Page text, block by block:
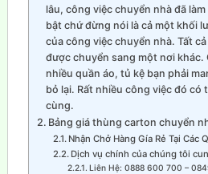
lâu, công việc chuyển nhà đã
bật chứ đừng nói là cả một khối
của công việc chuyển nhà. Tất
được chuyển sang một nơi khác.
nhiều quần áo, tủ kệ bạn phải
bỏ lại. Rất nhiều công việc đó có
cùng.
Bảng giá thùng carton chuyển
Nhận Chở Hàng Gía Rẻ Tại Các
Dịch vụ chính của chúng tôi
Liên Hệ: 0888 600 700 –